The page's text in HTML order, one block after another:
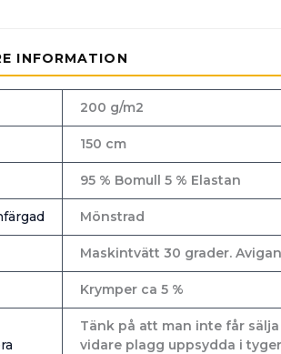
INFORMATION
200 g/m2
150 cm
95 % Bomull 5 % Elastan
Mönstrad
Maskintvätt 30 grader.
Krymper ca 5 %
Tänk på att man inte får sälja
vidare plagg uppsydda i